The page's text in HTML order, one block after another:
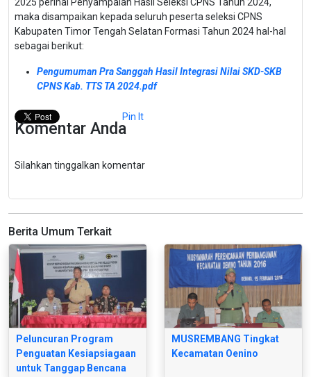
maka disampaikan kepada seluruh peserta seleksi CPNS
Kabupaten Timor Tengah Selatan Formasi Tahun 2024 hal-hal
sebagai berikut:
Pengumuman Pra Sanggah Hasil Integrasi Nilai SKD-SKB
CPNS Kab. TTS TA 2024.pdf
Pin It
Komentar Anda
Silahkan tinggalkan komentar
Berita Umum Terkait
Peluncuran Program
Penguatan Kesiapsiagaan
untuk Tanggap Bencana
MUSREMBANG Tingkat
Kecamatan Oenino